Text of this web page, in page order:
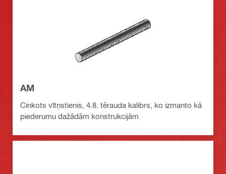
AM
Cinkots vītņstienis, 4.8. tērauda kalibrs, ko izmanto kā
piederumu dažādām konstrukcijām